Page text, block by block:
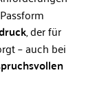
, der für
– auch bei